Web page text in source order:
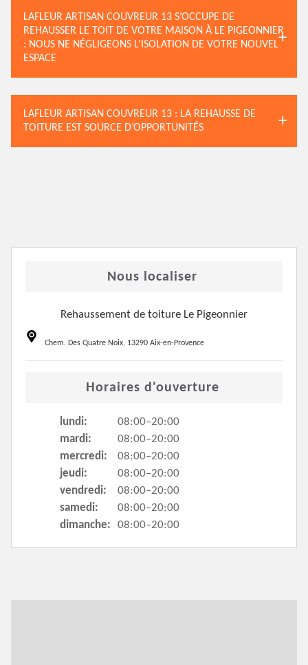
LAFLEUR ARTISAN COUVREUR 13 S’OCCUPE DE
REHAUSSER LE TOIT DE VOTRE MAISON À LE PIGEONNIER
: NOUS NE NÉGLIGEONS L’ISOLATION DE VOTRE NOUVEL
ESPACE
LAFLEUR ARTISAN COUVREUR 13 : LA REHAUSSE DE
TOITURE EST SOURCE D’OPPORTUNITÉS
Nous localiser
Rehaussement de toiture Le Pigeonnier
Chem. Des Quatre Noix, 13290 Aix-en-Provence
Horaires d'ouverture
lundi:
08:00–20:00
mardi:
08:00–20:00
mercredi:
08:00–20:00
jeudi:
08:00–20:00
vendredi:
08:00–20:00
samedi:
08:00–20:00
dimanche:
08:00–20:00